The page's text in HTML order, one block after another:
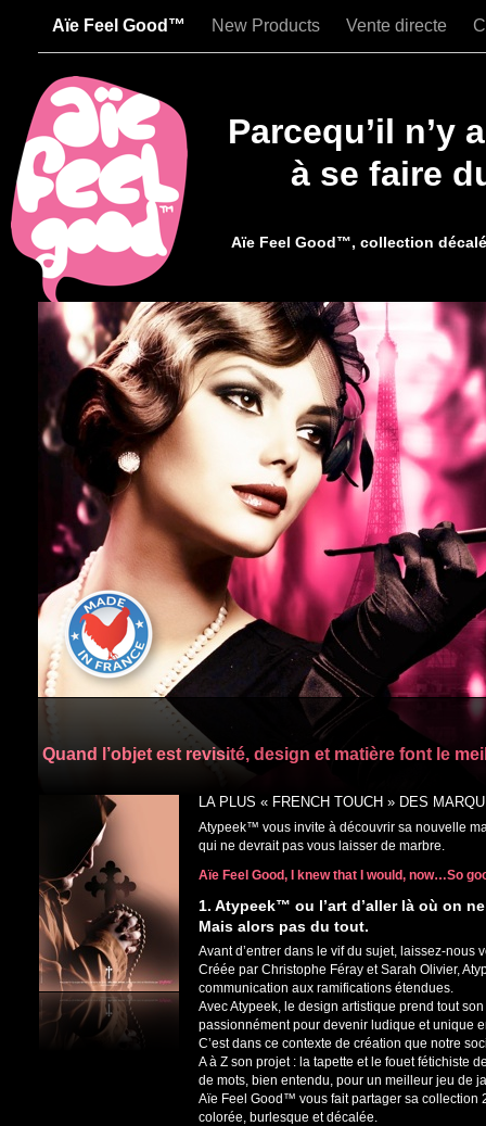
Aïe Feel Good™ New Products Vente directe
Parcequ’il n’y
à se faire
Aïe Feel Good™, collection
LA PLUS « FRENCH TOUCH » DES
Atypeek™ vous invite à découvrir sa nouvelle
qui ne devrait pas vous laisser de marbre.
Aïe Feel Good, I knew that I would, now…So
1. Atypeek™ ou l’art d’aller là où on
Mais alors pas du tout.
Avant d’entrer dans le vif du sujet, laissez-nous
Créée par Christophe Féray et Sarah Olivier,
communication aux ramifications étendues.
Avec Atypeek, le design artistique prend tout
passionnément pour devenir ludique et unique
C’est dans ce contexte de création que notre
A à Z son projet : la tapette et le fouet fétichiste
de mots, bien entendu, pour un meilleur jeu de
Aïe Feel Good™ vous fait partager sa collection
colorée, burlesque et décalée.
Quand l’objet est revisité, design et matière font le